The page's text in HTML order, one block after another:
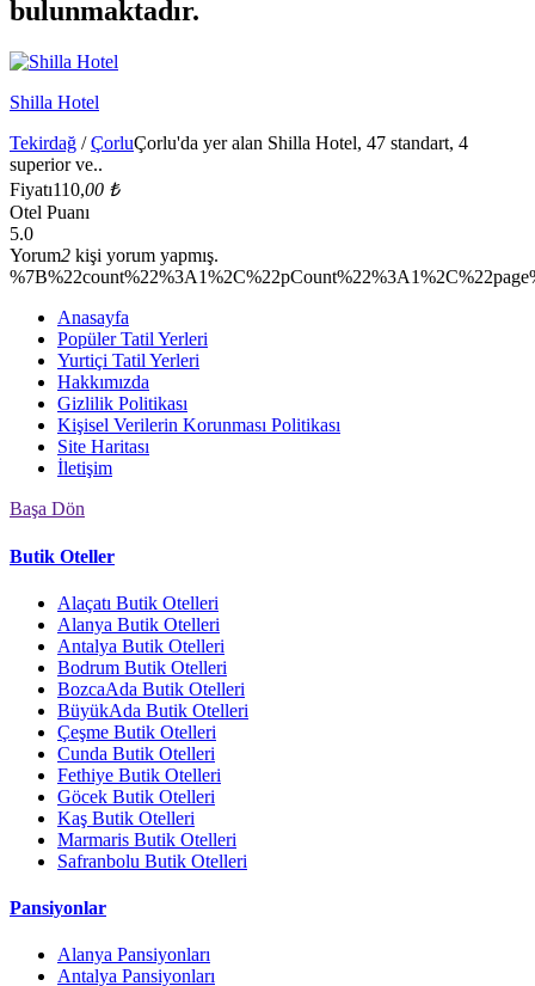
bulunmaktadır.
Shilla Hotel
Tekirdağ /ÇorluÇorlu'da yer alan Shilla Hotel, 47 standart, 4
superior ve..
Fiyatı110,00 ₺
Otel Puanı
5.0
Yorum2 kişi yorum yapmış.
Anasayfa
Popüler Tatil Yerleri
Yurtiçi Tatil Yerleri
Hakkımızda
Gizlilik Politikası
Kişisel Verilerin Korunması Politikası
Site Haritası
İletişim
Başa Dön
Butik Oteller
Alaçatı Butik Otelleri
Alanya Butik Otelleri
Antalya Butik Otelleri
Bodrum Butik Otelleri
BozcaAda Butik Otelleri
BüyükAda Butik Otelleri
Çeşme Butik Otelleri
Cunda Butik Otelleri
Fethiye Butik Otelleri
Göcek Butik Otelleri
Kaş Butik Otelleri
Marmaris Butik Otelleri
Safranbolu Butik Otelleri
Pansiyonlar
Alanya Pansiyonları
Antalya Pansiyonları